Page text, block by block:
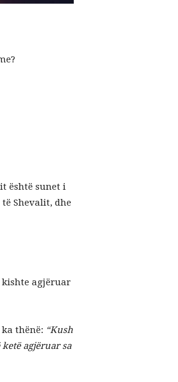
është sunet i
Shevalit, dhe
kishte agjëruar
Ebu Ejubi (Allahu qoftë i kënaqur me të) transmeton se i Dërguari i Allahut ﷺ ka thënë: “Kush
agjëruar sa